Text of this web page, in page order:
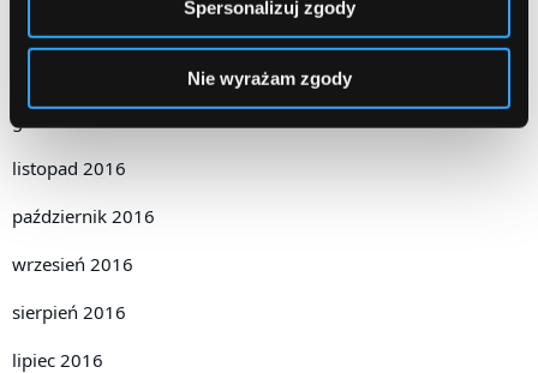
Spersonalizuj zgody
Nie wyrażam zgody
grudzień 2016
listopad 2016
październik 2016
wrzesień 2016
sierpień 2016
lipiec 2016